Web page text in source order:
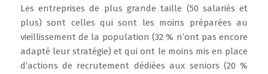
Les entreprises de plus grande taille (50 salariés et
plus) sont celles qui sont les moins préparées au
vieillissement de la population (32 % n’ont pas encore
adapté leur stratégie) et qui ont le moins mis en place
d’actions de recrutement dédiées aux seniors (20 %